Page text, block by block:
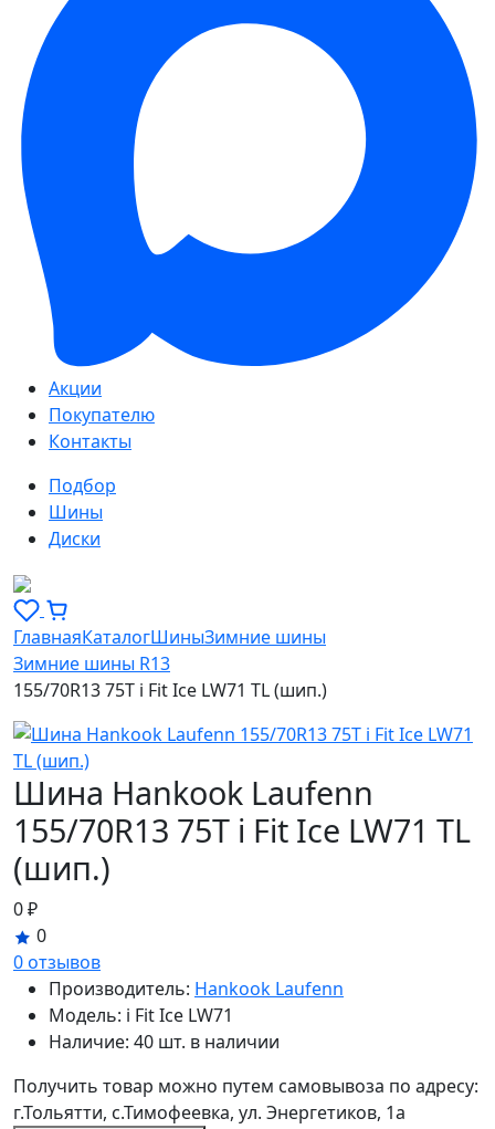
Акции
Покупателю
Контакты
Подбор
Шины
Диски
ГлавнаяКаталогШиныЗимние шины
Зимние шины R13
155/70R13 75T i Fit Ice LW71 TL (шип.)
Шина Hankook Laufenn
155/70R13 75T i Fit Ice LW71 TL
(шип.)
0 ₽
0
0 отзывов
Производитель: Hankook Laufenn
Модель: i Fit Ice LW71
Наличие: 40 шт. в наличии
Получить товар можно путем самовывоза по адресу:
г.Тольятти, с.Тимофеевка, ул. Энергетиков, 1а